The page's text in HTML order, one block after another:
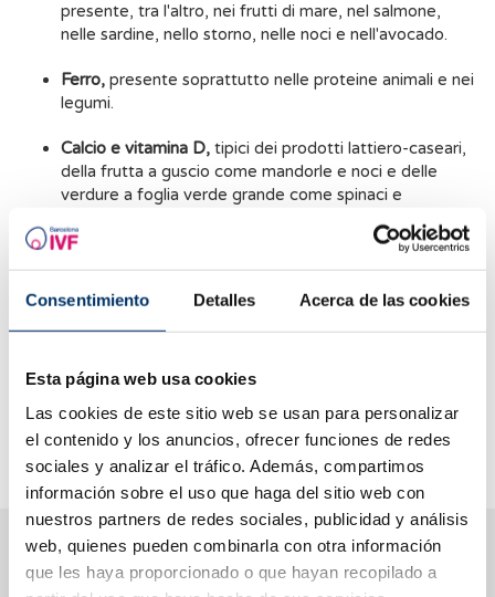
Consentimiento Detalles Acerca de las cookies
Esta página web usa cookies
Las cookies de este sitio web se usan para personalizar
el contenido y los anuncios, ofrecer funciones de redes
sociales y analizar el tráfico. Además, compartimos
información sobre el uso que haga del sitio web con
nuestros partners de redes sociales, publicidad y análisis
web, quienes pueden combinarla con otra información
que les haya proporcionado o que hayan recopilado a
presente, tra l'altro, nei frutti di mare, nel salmone,
nelle sardine, nello storno, nelle noci e nell'avocado.
Ferro, presente soprattutto nelle proteine animali e nei
legumi.
Calcio e vitamina D, tipici dei prodotti lattiero-caseari,
della frutta a guscio come mandorle e noci e delle
verdure a foglia verde grande come spinaci e
nella ricotta.
motilità degli spermatozoi.
È importante ricordare che una dieta equilibrata e sana è
essenziale per la fertilità.
Ti aiutiamo a risolvere i tuoi dubbi